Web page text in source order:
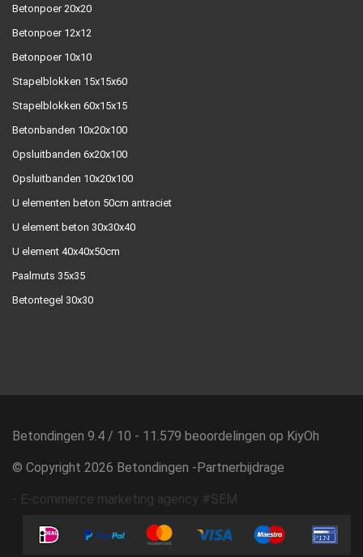
Betonpoer 20x20
Betonpoer 12x12
Betonpoer 10x10
Stapelblokken 15x15x60
Stapelblokken 60x15x15
Betonbanden 10x20x100
Opsluitbanden 6x20x100
Opsluitbanden 10x20x100
U elementen beton 50cm antraciet
U element beton 30x30x40
U element 40x40x50cm
Paalmuts 35x35
Betontegel 30x30
Betondingen 9.4 / 10 - 11.579 beoordelingen op KiyOh
© Copyright 2026 Betondingen -Partnerbijdrage
- E-commerce marketing agency #SEM